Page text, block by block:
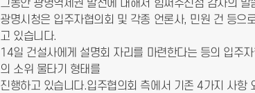
그동안 광명역세권 발전에 대해서 힘써주신점 감사의 말
광명시청은 입주자협의회 및 각종 언론사, 민원 건 등으
고 있습니다.
14일 건설사에게 설명회 자리를 마련한다는 등의 입주
의 소위 물타기 형태를
진행하고 있습니다.입주협의회 측에서 기존 4가지 사항